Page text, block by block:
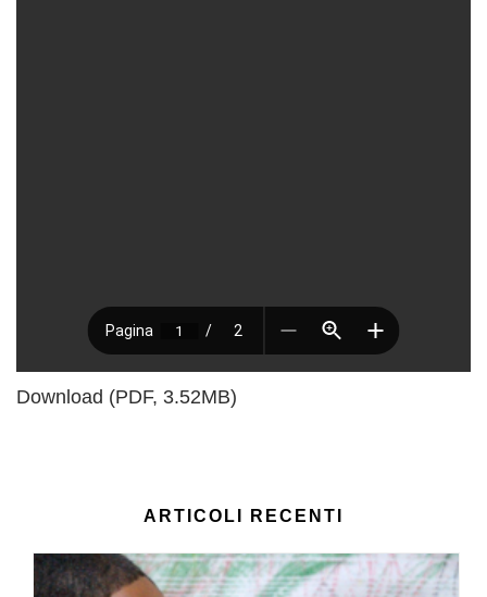
Download (PDF, 3.52MB)
ARTICOLI RECENTI